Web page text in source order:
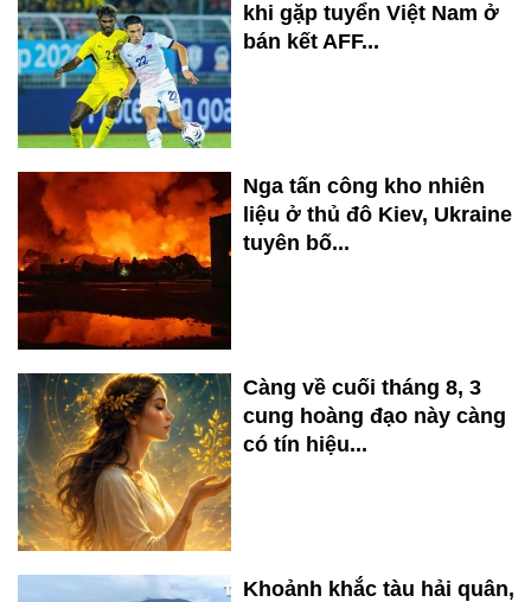
khi gặp tuyển Việt Nam ở
bán kết AFF...
Nga tấn công kho nhiên
liệu ở thủ đô Kiev, Ukraine
tuyên bố...
Càng về cuối tháng 8, 3
cung hoàng đạo này càng
có tín hiệu...
Khoảnh khắc tàu hải quân,